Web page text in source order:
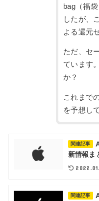
bag（福
したが、
よる還元
ただ、セ
ています
か？
これまで
を予想し
関連記事
新情報ま
関連記事